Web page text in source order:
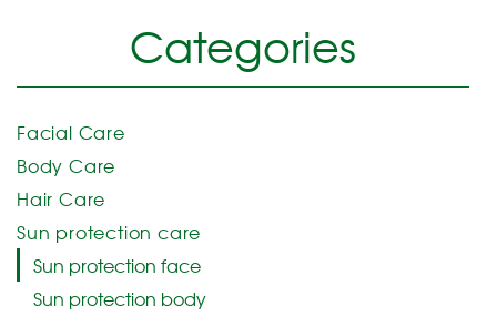
Categories
Facial Care
Body Care
Hair Care
Sun protection care
Sun protection face
Sun protection body